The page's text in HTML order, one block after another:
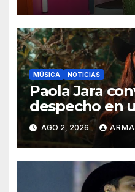
MÚSICA NOTICIAS
Paola Jara
despecho en
poder con
Humilde”
AGO 2, 2026